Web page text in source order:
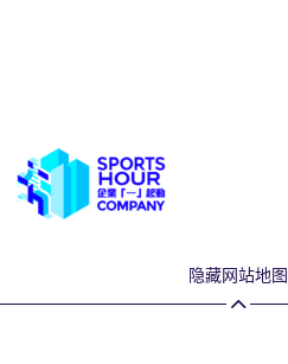
隐藏网站地图